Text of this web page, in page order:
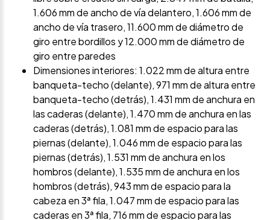
1.606 mm de ancho de vía delantero, 1.606 mm de
ancho de vía trasero, 11.600 mm de diámetro de
giro entre bordillos y 12.000 mm de diámetro de
giro entre paredes
Dimensiones interiores: 1.022 mm de altura entre
banqueta-techo (delante), 971 mm de altura entre
banqueta-techo (detrás), 1.431 mm de anchura en
las caderas (delante), 1.470 mm de anchura en las
caderas (detrás), 1.081 mm de espacio para las
piernas (delante), 1.046 mm de espacio para las
piernas (detrás), 1.531 mm de anchura en los
hombros (delante), 1.535 mm de anchura en los
hombros (detrás), 943 mm de espacio para la
cabeza en 3ª fila, 1.047 mm de espacio para las
caderas en 3ª fila, 716 mm de espacio para las